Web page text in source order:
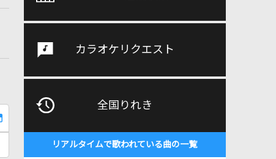
カラオケリクエスト
全国りれき
リアルタイムで歌われている曲の一覧